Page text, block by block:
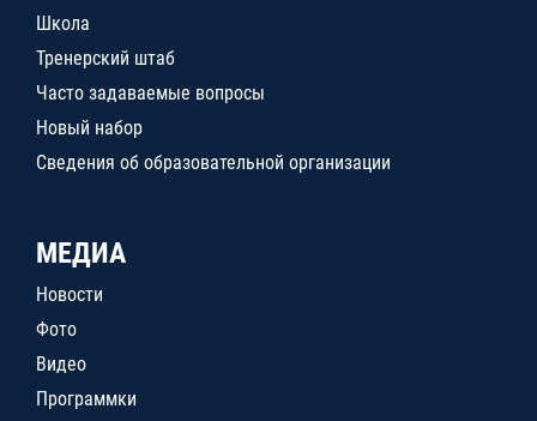
Школа
Тренерский штаб
Часто задаваемые вопросы
Новый набор
Сведения об образовательной организации
МЕДИА
Новости
Фото
Видео
Программки